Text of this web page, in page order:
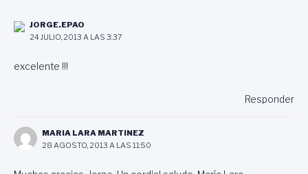
JORGE.EPAO
24 JULIO, 2013 A LAS 3:37
excelente !!!
Responder
MARIA LARA MARTINEZ
28 AGOSTO, 2013 A LAS 11:50